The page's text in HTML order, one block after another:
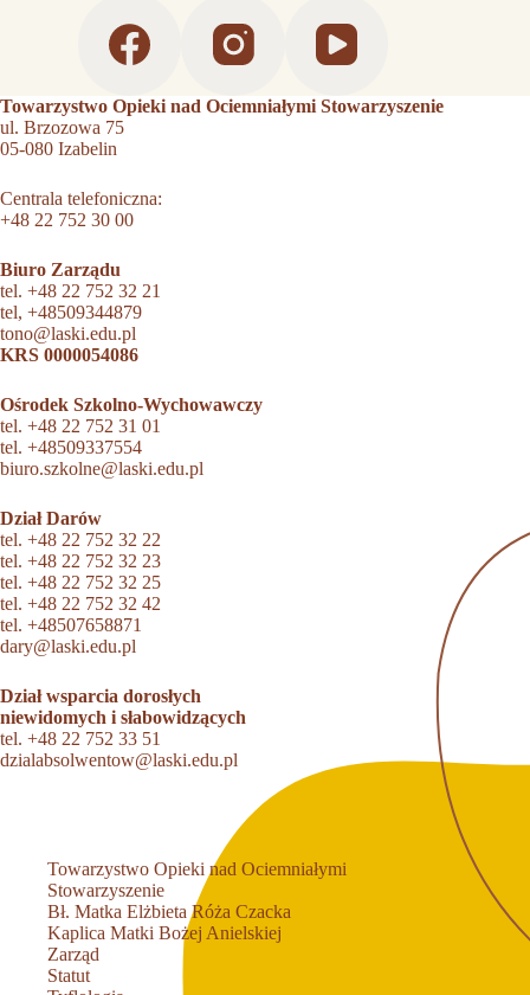
Towarzystwo Opieki nad Ociemniałymi Stowarzyszenie
ul. Brzozowa 75
05-080 Izabelin
Centrala telefoniczna:
+48 22 752 30 00
Biuro Zarządu
tel. +48 22 752 32 21
tel, +48509344879
tono@laski.edu.pl
KRS 0000054086
Ośrodek Szkolno-Wychowawczy
tel. +48 22 752 31 01
tel. +48509337554
biuro.szkolne@laski.edu.pl
Dział Darów
tel. +48 22 752 32 22
tel. +48 22 752 32 23
tel. +48 22 752 32 25
tel. +48 22 752 32 42
tel. +48507658871
dary@laski.edu.pl
Dział wsparcia dorosłych
niewidomych i słabowidzących
tel. +48 22 752 33 51
dzialabsolwentow@laski.edu.pl
Towarzystwo Opieki nad Ociemniałymi
Stowarzyszenie
Bł. Matka Elżbieta Róża Czacka
Kaplica Matki Bożej Anielskiej
Zarząd
Statut